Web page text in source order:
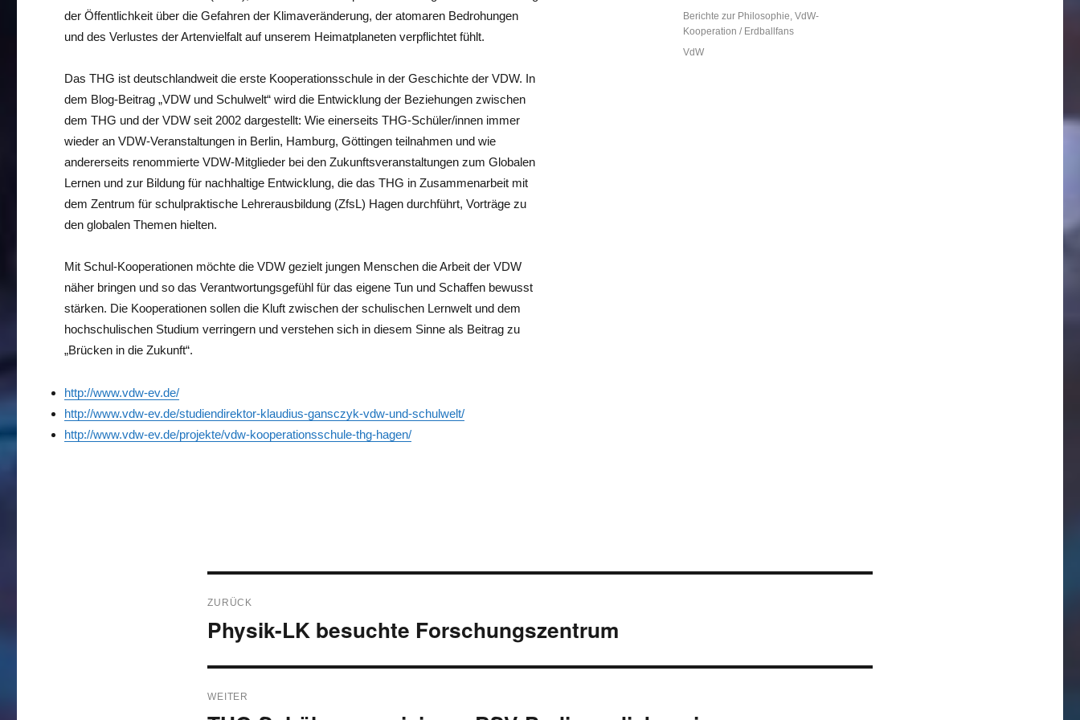
der Öffentlichkeit über die Gefahren der Klimaveränderung, der atomaren Bedrohungen
und des Verlustes der Artenvielfalt auf unserem Heimatplaneten verpflichtet fühlt.
Das THG ist deutschlandweit die erste Kooperationsschule in der Geschichte der VDW. In
dem Blog-Beitrag „VDW und Schulwelt“ wird die Entwicklung der Beziehungen zwischen
dem THG und der VDW seit 2002 dargestellt: Wie einerseits THG-Schüler/innen immer
wieder an VDW-Veranstaltungen in Berlin, Hamburg, Göttingen teilnahmen und wie
andererseits renommierte VDW-Mitglieder bei den Zukunftsveranstaltungen zum Globalen
Lernen und zur Bildung für nachhaltige Entwicklung, die das THG in Zusammenarbeit mit
dem Zentrum für schulpraktische Lehrerausbildung (ZfsL) Hagen durchführt, Vorträge zu
den globalen Themen hielten.
Mit Schul-Kooperationen möchte die VDW gezielt jungen Menschen die Arbeit der VDW
näher bringen und so das Verantwortungsgefühl für das eigene Tun und Schaffen bewusst
stärken. Die Kooperationen sollen die Kluft zwischen der schulischen Lernwelt und dem
hochschulischen Studium verringern und verstehen sich in diesem Sinne als Beitrag zu
„Brücken in die Zukunft“.
http://www.vdw-ev.de/
http://www.vdw-ev.de/studiendirektor-klaudius-gansczyk-vdw-und-schulwelt/
http://www.vdw-ev.de/projekte/vdw-kooperationsschule-thg-hagen/
am
Kategorien
Berichte zur Philosophie, VdW-
Kooperation / Erdballfans
Schlagwörter
VdW
ZURÜCK
Vorheriger
Beitrag:
Physik-LK besuchte Forschungszentrum
WEITER